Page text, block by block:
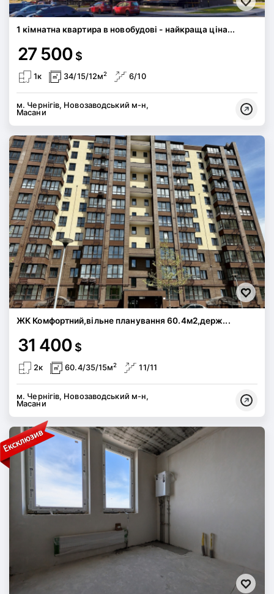
1 кімнатна квартира в новобудові - найкраща ціна...
27 500 $
1к 34/15/12м2 6/10
м. Чернігів, Новозаводський м-н,
Масани
ЖК Комфортний,вільне планування 60.4м2,держ...
31 400 $
2к 60.4/35/15м2 11/11
м. Чернігів, Новозаводський м-н,
Масани